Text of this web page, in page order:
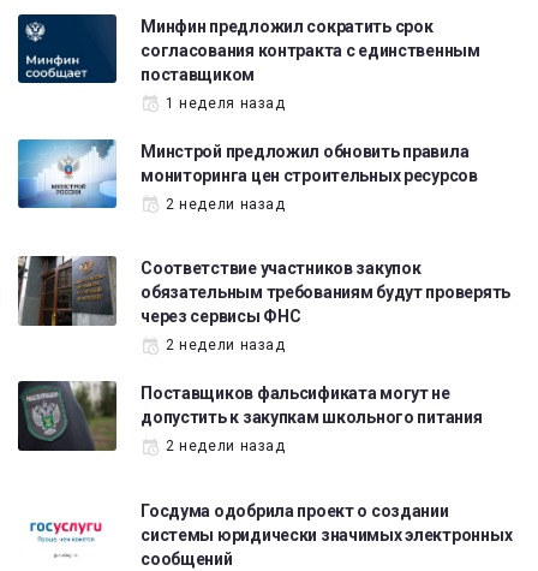
Минфин предложил сократить срок
согласования контракта с единственным
поставщиком
1 неделя назад
Минстрой предложил обновить правила
мониторинга цен строительных ресурсов
2 недели назад
Соответствие участников закупок
обязательным требованиям будут проверять
через сервисы ФНС
2 недели назад
Поставщиков фальсификата могут не
допустить к закупкам школьного питания
2 недели назад
Госдума одобрила проект о создании
системы юридически значимых электронных
сообщений